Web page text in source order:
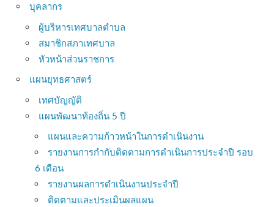
บุคลากร
ผู้บริหารเทศบาลตำบล
สมาชิกสภาเทศบาล
หัวหน้าส่วนราชการ
แผนยุทธศาสตร์
เทศบัญญัติ
แผนพัฒนาท้องถิ่น 5 ปี
แผนและความก้าวหน้าในการดำเนินงาน
รายงานการกำกับติดตามการดำเนินการประจำปี รอบ
6 เดือน
รายงานผลการดำเนินงานประจำปี
ติดตามและประเมินผลแผน